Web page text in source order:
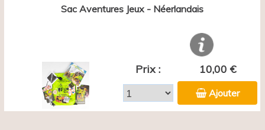
Sac Aventures Jeux - Néerlandais
Prix : 10,00 €
Ajouter